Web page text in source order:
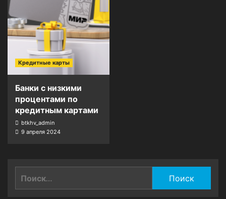
Кредитные карты
Банки с низкими
процентами по
кредитным картами
btkhv_admin
9 апреля 2024